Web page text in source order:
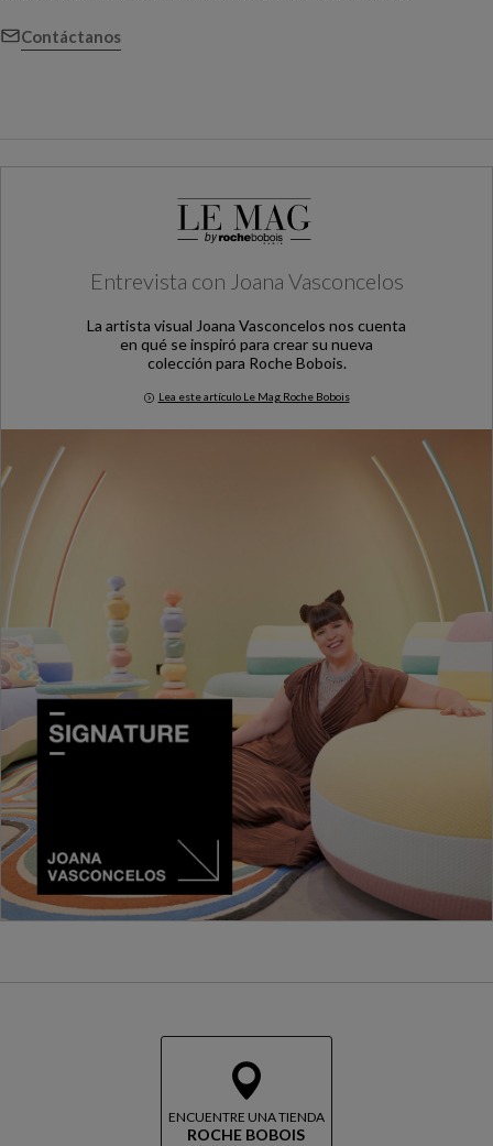
Contáctanos
Entrevista con Joana Vasconcelos
La artista visual Joana Vasconcelos nos cuenta
en qué se inspiró para crear su nueva
colección para Roche Bobois.
Lea este artículo Le Mag Roche Bobois
Entrevista con Joana Vasconcelos
ENCUENTRE UNA TIENDA
ROCHE BOBOIS